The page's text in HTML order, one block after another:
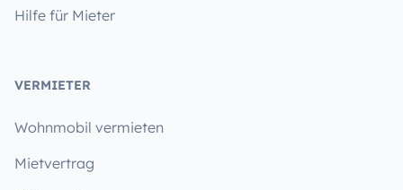
Hilfe für Mieter
VERMIETER
Wohnmobil vermieten
Mietvertrag